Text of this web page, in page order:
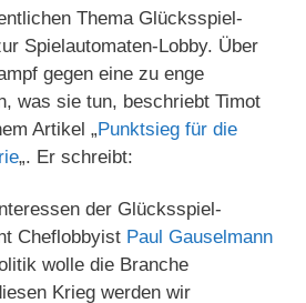
Thema Glücksspiel-
Spielautomaten-Lobby. Über
gegen eine zu enge
was sie tun, beschriebt Timot
Artikel „Punktsieg für die
„. Er schreibt:
der Glücksspiel-
Cheflobbyist Paul Gauselmann
wolle die Branche
Krieg werden wir